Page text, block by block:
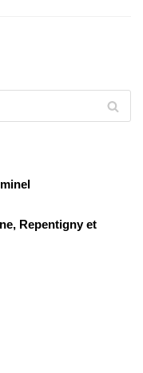
Repentigny et